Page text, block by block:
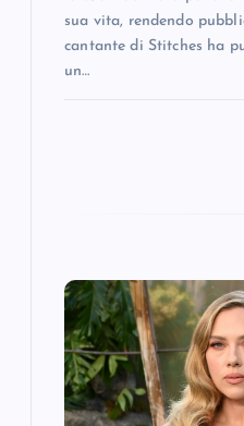
sua vita, rendendo
cantante di Stitches ha
un…